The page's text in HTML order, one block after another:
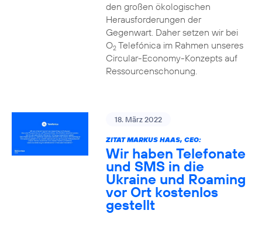
den großen ökologischen
Herausforderungen der
Gegenwart. Daher setzen wir bei
O2Telefónica im Rahmen unseres
Circular-Economy-Konzepts auf
Ressourcenschonung.
18. März 2022
ZITAT MARKUS HAAS, CEO:
Wir haben Telefonate
und SMS in die
Ukraine und Roaming
vor Ort kostenlos
gestellt